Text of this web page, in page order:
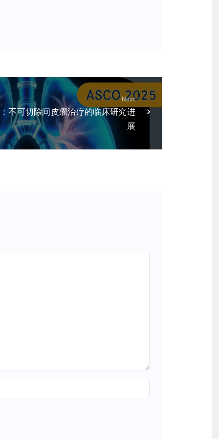
Next
不可切除间皮瘤治疗的临床研究进
展